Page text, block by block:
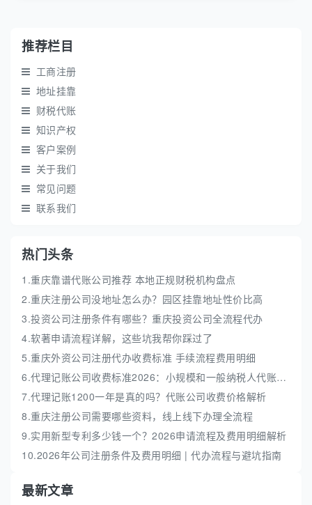
推荐栏目
工商注册
地址挂靠
财税代账
知识产权
客户案例
关于我们
常见问题
联系我们
热门头条
1.重庆靠谱代账公司推荐 本地正规财税机构盘点
2.重庆注册公司没地址怎么办？园区挂靠地址性价比高
3.投资公司注册条件有哪些？重庆投资公司全流程代办
4.软著申请流程详解，这些坑我帮你踩过了
5.重庆外资公司注册代办收费标准 手续流程费用明细
6.代理记账公司收费标准2026：小规模和一般纳税人代账费解析
7.代理记账1200一年是真的吗？代账公司收费价格解析
8.重庆注册公司需要哪些资料，线上线下办理全流程
9.实用新型专利多少钱一个？2026申请流程及费用明细解析
10.2026年公司注册条件及费用明细 | 代办流程与避坑指南
最新文章